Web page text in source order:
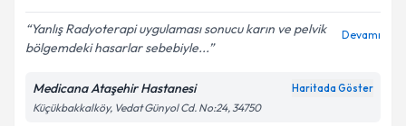
Kişisel verilerimin işlenmesine ilişkin
kapsamda işlenmesini kabul ediyorum.
Yanlış Radyoterapi uygulaması sonucu karın ve pelvik
bölgemdeki hasarlar sebebiyle...
Devamı
Medicana Ataşehir Hastanesi Haritada Göster
Küçükbakkalköy, Vedat Günyol Cd. No:24, 34750